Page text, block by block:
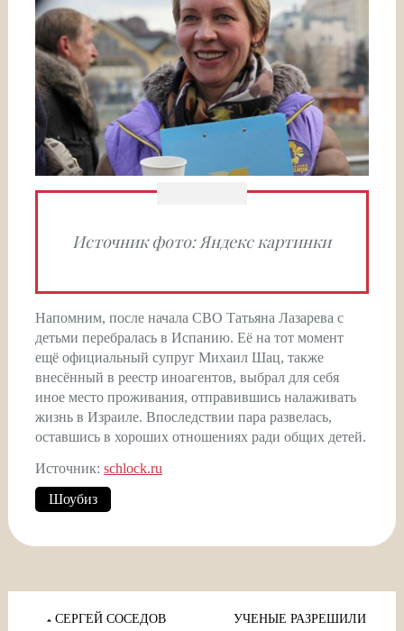
Источник фото: Яндекс картинки
Напомним, после начала СВО Татьяна Лазарева с
детьми перебралась в Испанию. Её на тот момент
ещё официальный супруг Михаил Шац, также
внесённый в реестр иноагентов, выбрал для себя
иное место проживания, отправившись налаживать
жизнь в Израиле. Впоследствии пара развелась,
оставшись в хороших отношениях ради общих детей.
Источник: schlock.ru
Шоубиз
Навигация
СЕРГЕЙ СОСЕДОВ УЧЕНЫЕ РАЗРЕШИЛИ